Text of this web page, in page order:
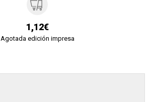
1,12€
Agotada edición impresa